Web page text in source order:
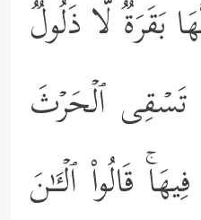
بَقَرَةࣱ لَّا ذَلُولࣱ
تَسۡقِی ٱلۡحَرۡثَ
قَالُواْ ٱلۡـَٔـٰنَ